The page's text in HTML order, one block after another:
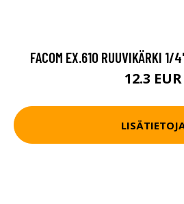
FACOM EX.610 RUUVIKÄRKI 1/
12.3 EUR